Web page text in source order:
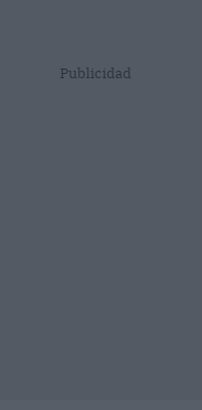
Publicidad